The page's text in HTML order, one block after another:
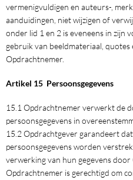
vermenigvuldigen en auteurs-,
aanduidingen, niet wijzigen of
onder lid 1 en 2 is eveneens in zijn
gebruik van beeldmateriaal,
Opdrachtnemer.
Artikel 15 Persoonsgegevens
15.1 Opdrachtnemer verwerkt de
persoonsgegevens in
15.2 Opdrachtgever garandeert
persoonsgegevens worden
verwerking van hun gegevens
Opdrachtnemer is gerechtigd om